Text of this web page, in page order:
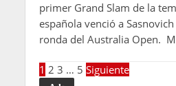
primer Grand Slam de la
española venció a
ronda del Australia Open.
1 2 3 … 5 Siguiente